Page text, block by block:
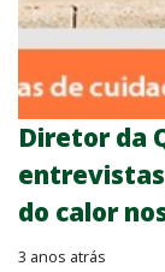
Diretor da
do calor
3 anos atrás